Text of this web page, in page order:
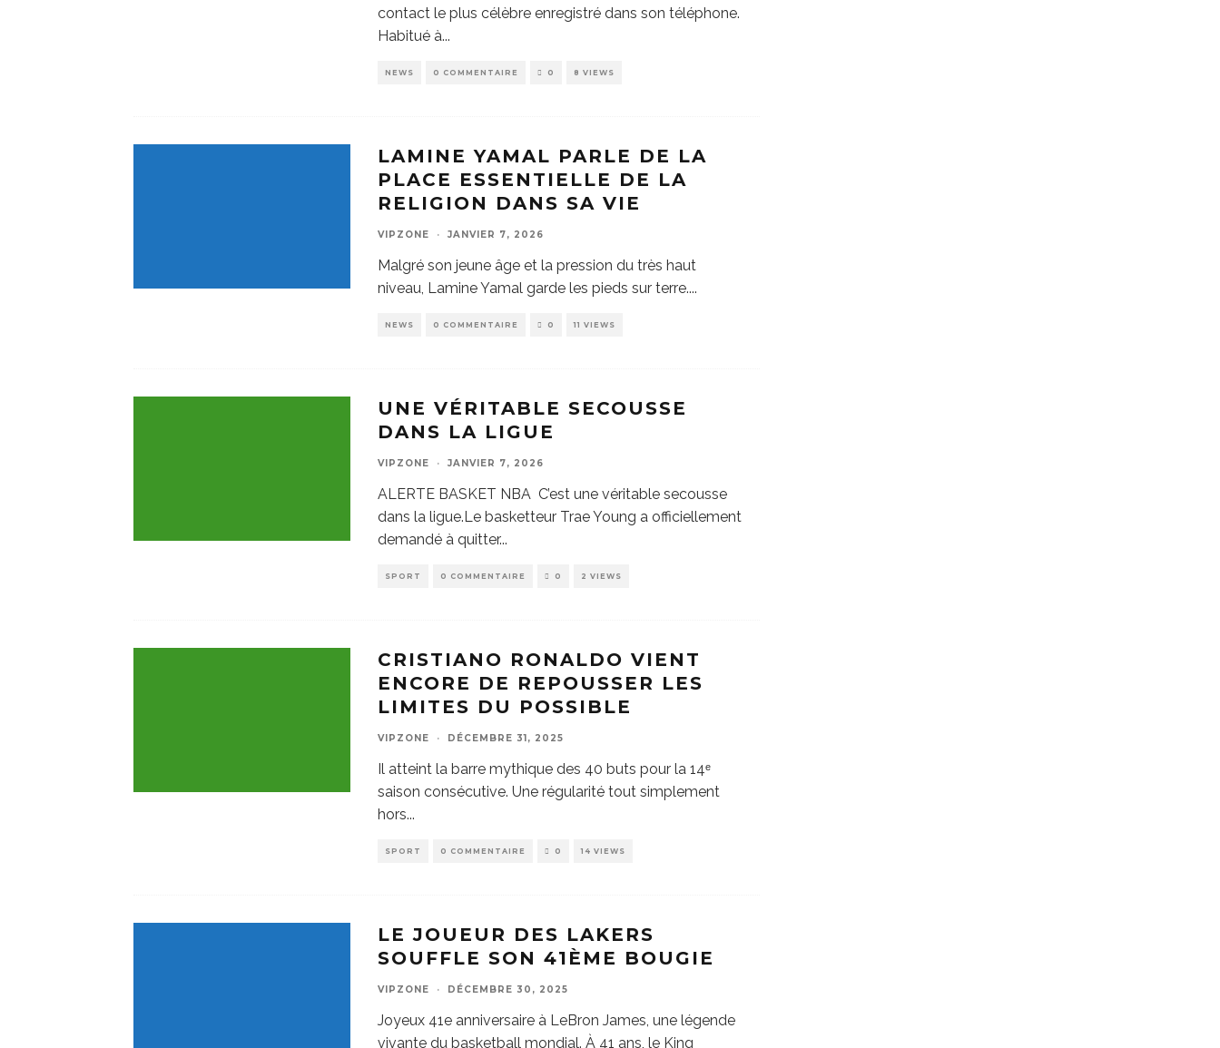
contact le plus célèbre enregistré dans son téléphone.
Habitué à...
NEWS 0 COMMENTAIRE 0 8 VIEWS
LAMINE YAMAL PARLE DE LA
PLACE ESSENTIELLE DE LA
RELIGION DANS SA VIE
VIPZONE · JANVIER 7, 2026
Malgré son jeune âge et la pression du très haut
niveau, Lamine Yamal garde les pieds sur terre....
NEWS 0 COMMENTAIRE 0 11 VIEWS
UNE VÉRITABLE SECOUSSE
DANS LA LIGUE
VIPZONE · JANVIER 7, 2026
ALERTE BASKET NBA C’est une véritable secousse
dans la ligue.Le basketteur Trae Young a officiellement
demandé à quitter...
SPORT 0 COMMENTAIRE 0 2 VIEWS
CRISTIANO RONALDO VIENT
ENCORE DE REPOUSSER LES
LIMITES DU POSSIBLE
VIPZONE · DÉCEMBRE 31, 2025
Il atteint la barre mythique des 40 buts pour la 14ᵉ
saison consécutive. Une régularité tout simplement
hors...
SPORT 0 COMMENTAIRE 0 14 VIEWS
LE JOUEUR DES LAKERS
SOUFFLE SON 41ÈME BOUGIE
VIPZONE · DÉCEMBRE 30, 2025
Joyeux 41e anniversaire à LeBron James, une légende
vivante du basketball mondial. À 41 ans, le King